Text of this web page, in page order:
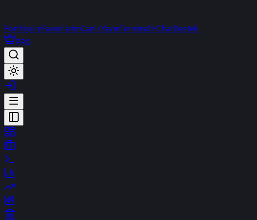
PortföyümFavorilerimCanlı YayınTerminalt-ChatDestek
PRO